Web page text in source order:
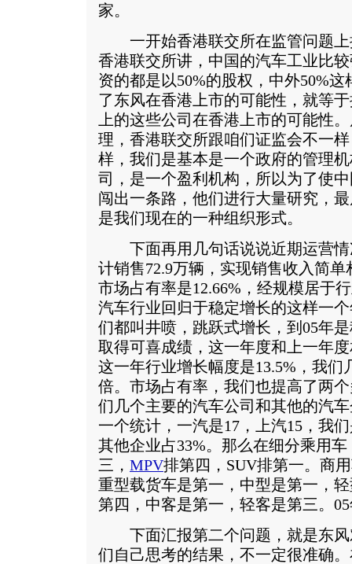
家。
一开始香港联交所在监管问题上
香港联交所讲，中国的汽车工业比
资的都是以50%的股权，中外50%
了东风在香港上市的可能性，就等
上的这些公司在香港上市的可能性
理，香港联交所跟咱们证监会不一
样，我们是基本是一个政府的管理
司，是一个盈利机构，所以为了使
闯出一条路，他们进行大量研究，
是我们现在的一种组织形式。
下面再用几句话说说近期运营情
计销售72.9万辆，实现销售收入简
市场占有率是12.66%，经规模居于
汽车行业回归于稳定增长的这样一
们都叫井喷，跳跃式增长，到05年
取得可喜成绩，这一年度和上一年
这一年行业增长幅度是13.5%，我们
倍。市场占有率，我们也提高了两
们几个主要的汽车公司和其他的汽
一个统计，一汽是17，上汽15，我
其他企业占33%。那么在细分乘用
三， MPV排第四，SUV排第一。商
重型载货车是第一，中型是第一，
第四，中客是第一，轻客是第三。
下面汇报第二个问题，就是东风
们自己思考的结果，不一定很准确